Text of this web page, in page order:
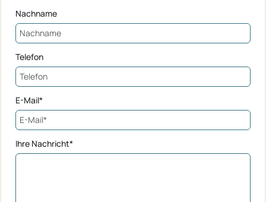
Nachname
Telefon
E-Mail*
Ihre Nachricht*